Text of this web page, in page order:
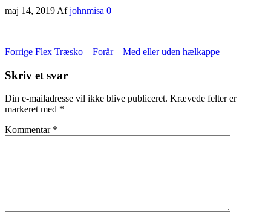
maj 14, 2019 Af johnmisa 0
Indlægsnavigation
Forrige
Forrige Flex Træsko – Forår – Med eller uden hælkappe
Skriv et svar
Din e-mailadresse vil ikke blive publiceret. Krævede felter er
markeret med *
Kommentar *